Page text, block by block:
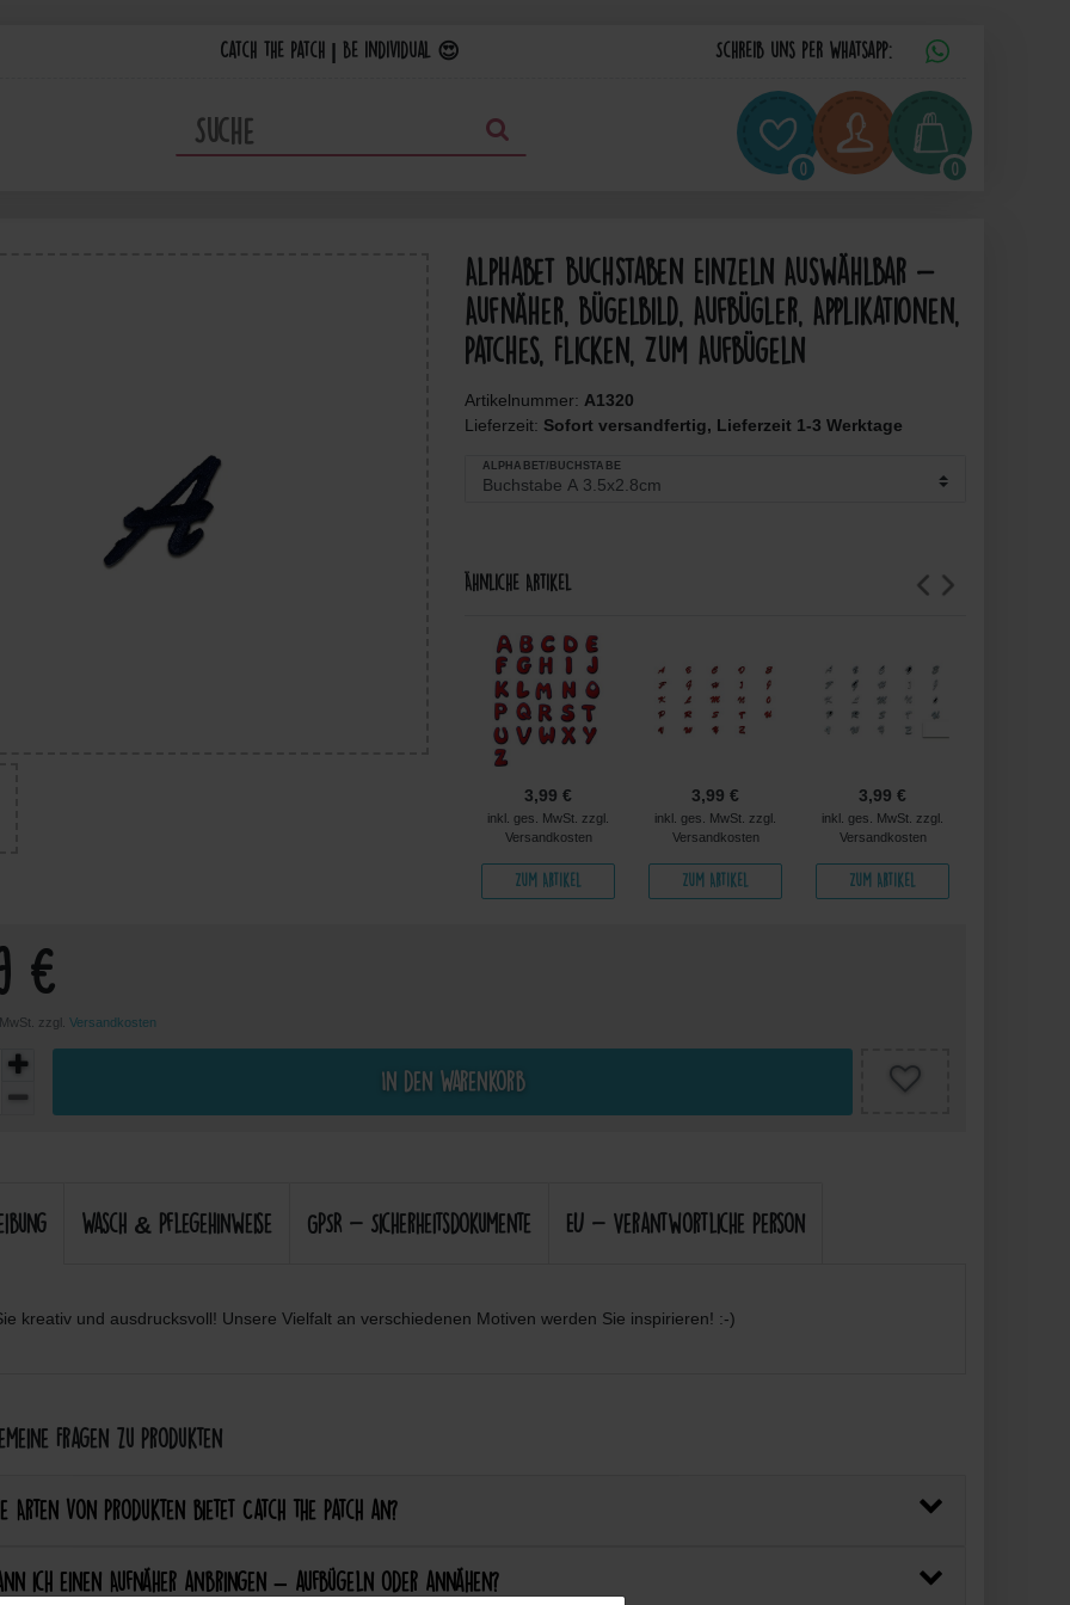
Catch the Patch | Be individual 😍 Schreib uns per Whatsapp:
0 0
Alphabet Buchstaben Einzeln Auswählbar -
Aufnäher, Bügelbild, Aufbügler, Applikationen,
Patches, Flicken, Zum Aufbügeln
Artikelnummer: A1320
Lieferzeit: Sofort versandfertig, Lieferzeit 1-3 Werktage
ALPHABET/BUCHSTABE
Ähnliche Artikel
3,99 €
inkl. ges. MwSt. zzgl.
Versandkosten
Zum Artikel
3,99 €
inkl. ges. MwSt. zzgl.
Versandkosten
Zum Artikel
3,99 €
inkl. ges. MwSt. zzgl.
Versandkosten
Zum Artikel
€
zzgl. Versandkosten
In den Warenkorb
Wasch & Pflegehinweise GPSR - Sicherheitsdokumente EU - Verantwortliche Person
kreativ und ausdrucksvoll! Unsere Vielfalt an verschiedenen Motiven werden Sie inspirieren! :-)
Fragen zu Produkten
Arten von Produkten bietet Catch the Patch an?
ich einen Aufnäher anbringen – aufbügeln oder annähen?